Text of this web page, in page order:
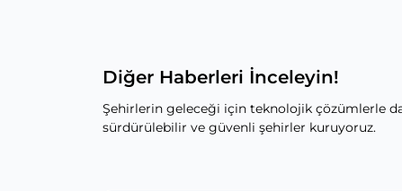
Diğer Haberleri İnceleyin!
Şehirlerin geleceği için teknolojik çözümlerle
sürdürülebilir ve güvenli şehirler kuruyoruz.